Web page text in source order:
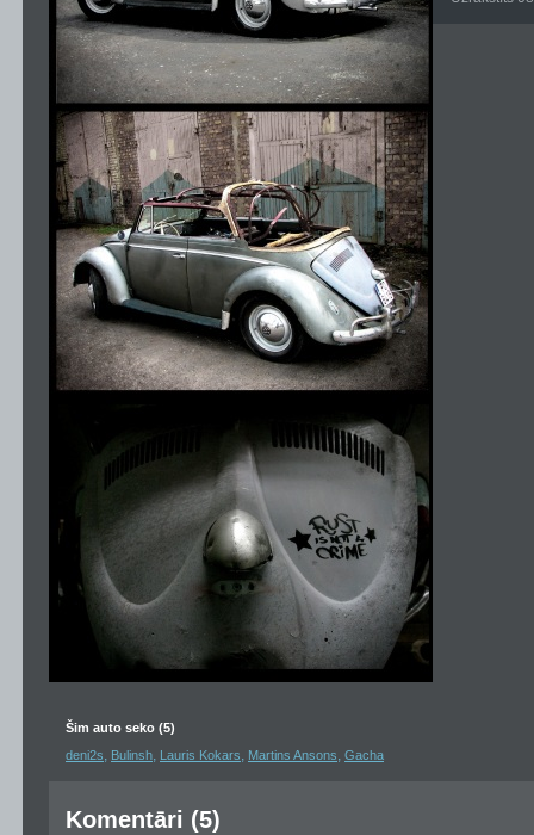
Šim auto seko (5)
deni2s, Bulinsh, Lauris Kokars, Martins Ansons, Gacha
Komentāri (5)